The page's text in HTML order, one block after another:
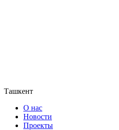
Ташкент
О нас
Новости
Проекты